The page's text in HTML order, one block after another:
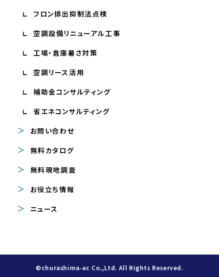
フロン排出抑制法点検
空調設備リニューアル工事
工場・倉庫暑さ対策
空調リース活用
補助金コンサルティング
省エネコンサルティング
お問い合わせ
無料カタログ
無料現地調査
お役立ち情報
ニュース
©churashima-ac Co.,Ltd. All Rights Reserved.